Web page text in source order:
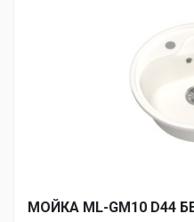
МОЙКA ML-GM10 D44